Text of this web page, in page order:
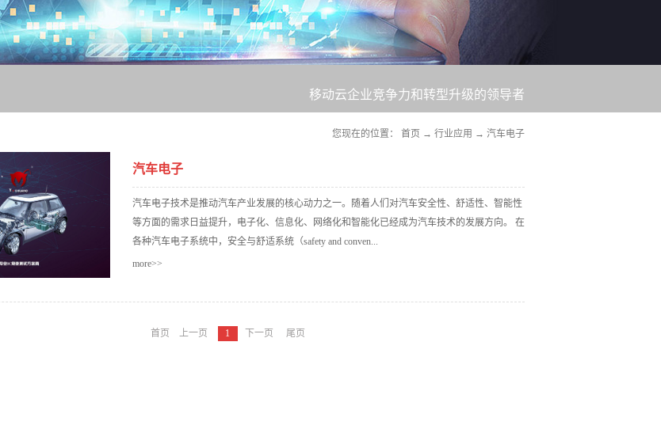
移动云企业竞争力和转型升级的领导者
您现在的位置： 首页 → 行业应用 → 汽车电子
汽车电子
汽车电子技术是推动汽车产业发展的核心动力之一。随着人们对汽车安全性、舒适性、智能性
等方面的需求日益提升，电子化、信息化、网络化和智能化已经成为汽车技术的发展方向。 在
各种汽车电子系统中，安全与舒适系统（safety and conven...
来说这是个好消息，因为这类汽车系统将会需要各种模拟IC、微控制器（MCU）以及传感
more>>
首页 上一页 1 下一页 尾页